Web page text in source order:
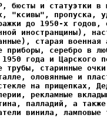
бюсты и статуэтки в
"ксивы", пропуска,
на прищепках,